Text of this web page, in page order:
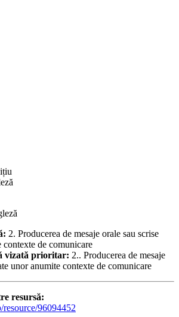
2. Producerea de mesaje orale sau scrise
contexte de comunicare
vizată prioritar: 2.. Producerea de mesaje
unor anumite contexte de comunicare
resursă:
96094452